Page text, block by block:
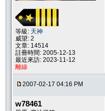
等級: 天神
威望: 2
文章: 14514
註冊時間: 2005-12-13
最近來訪: 2023-11-12
離線
2007-02-17 04:16 PM
w78461